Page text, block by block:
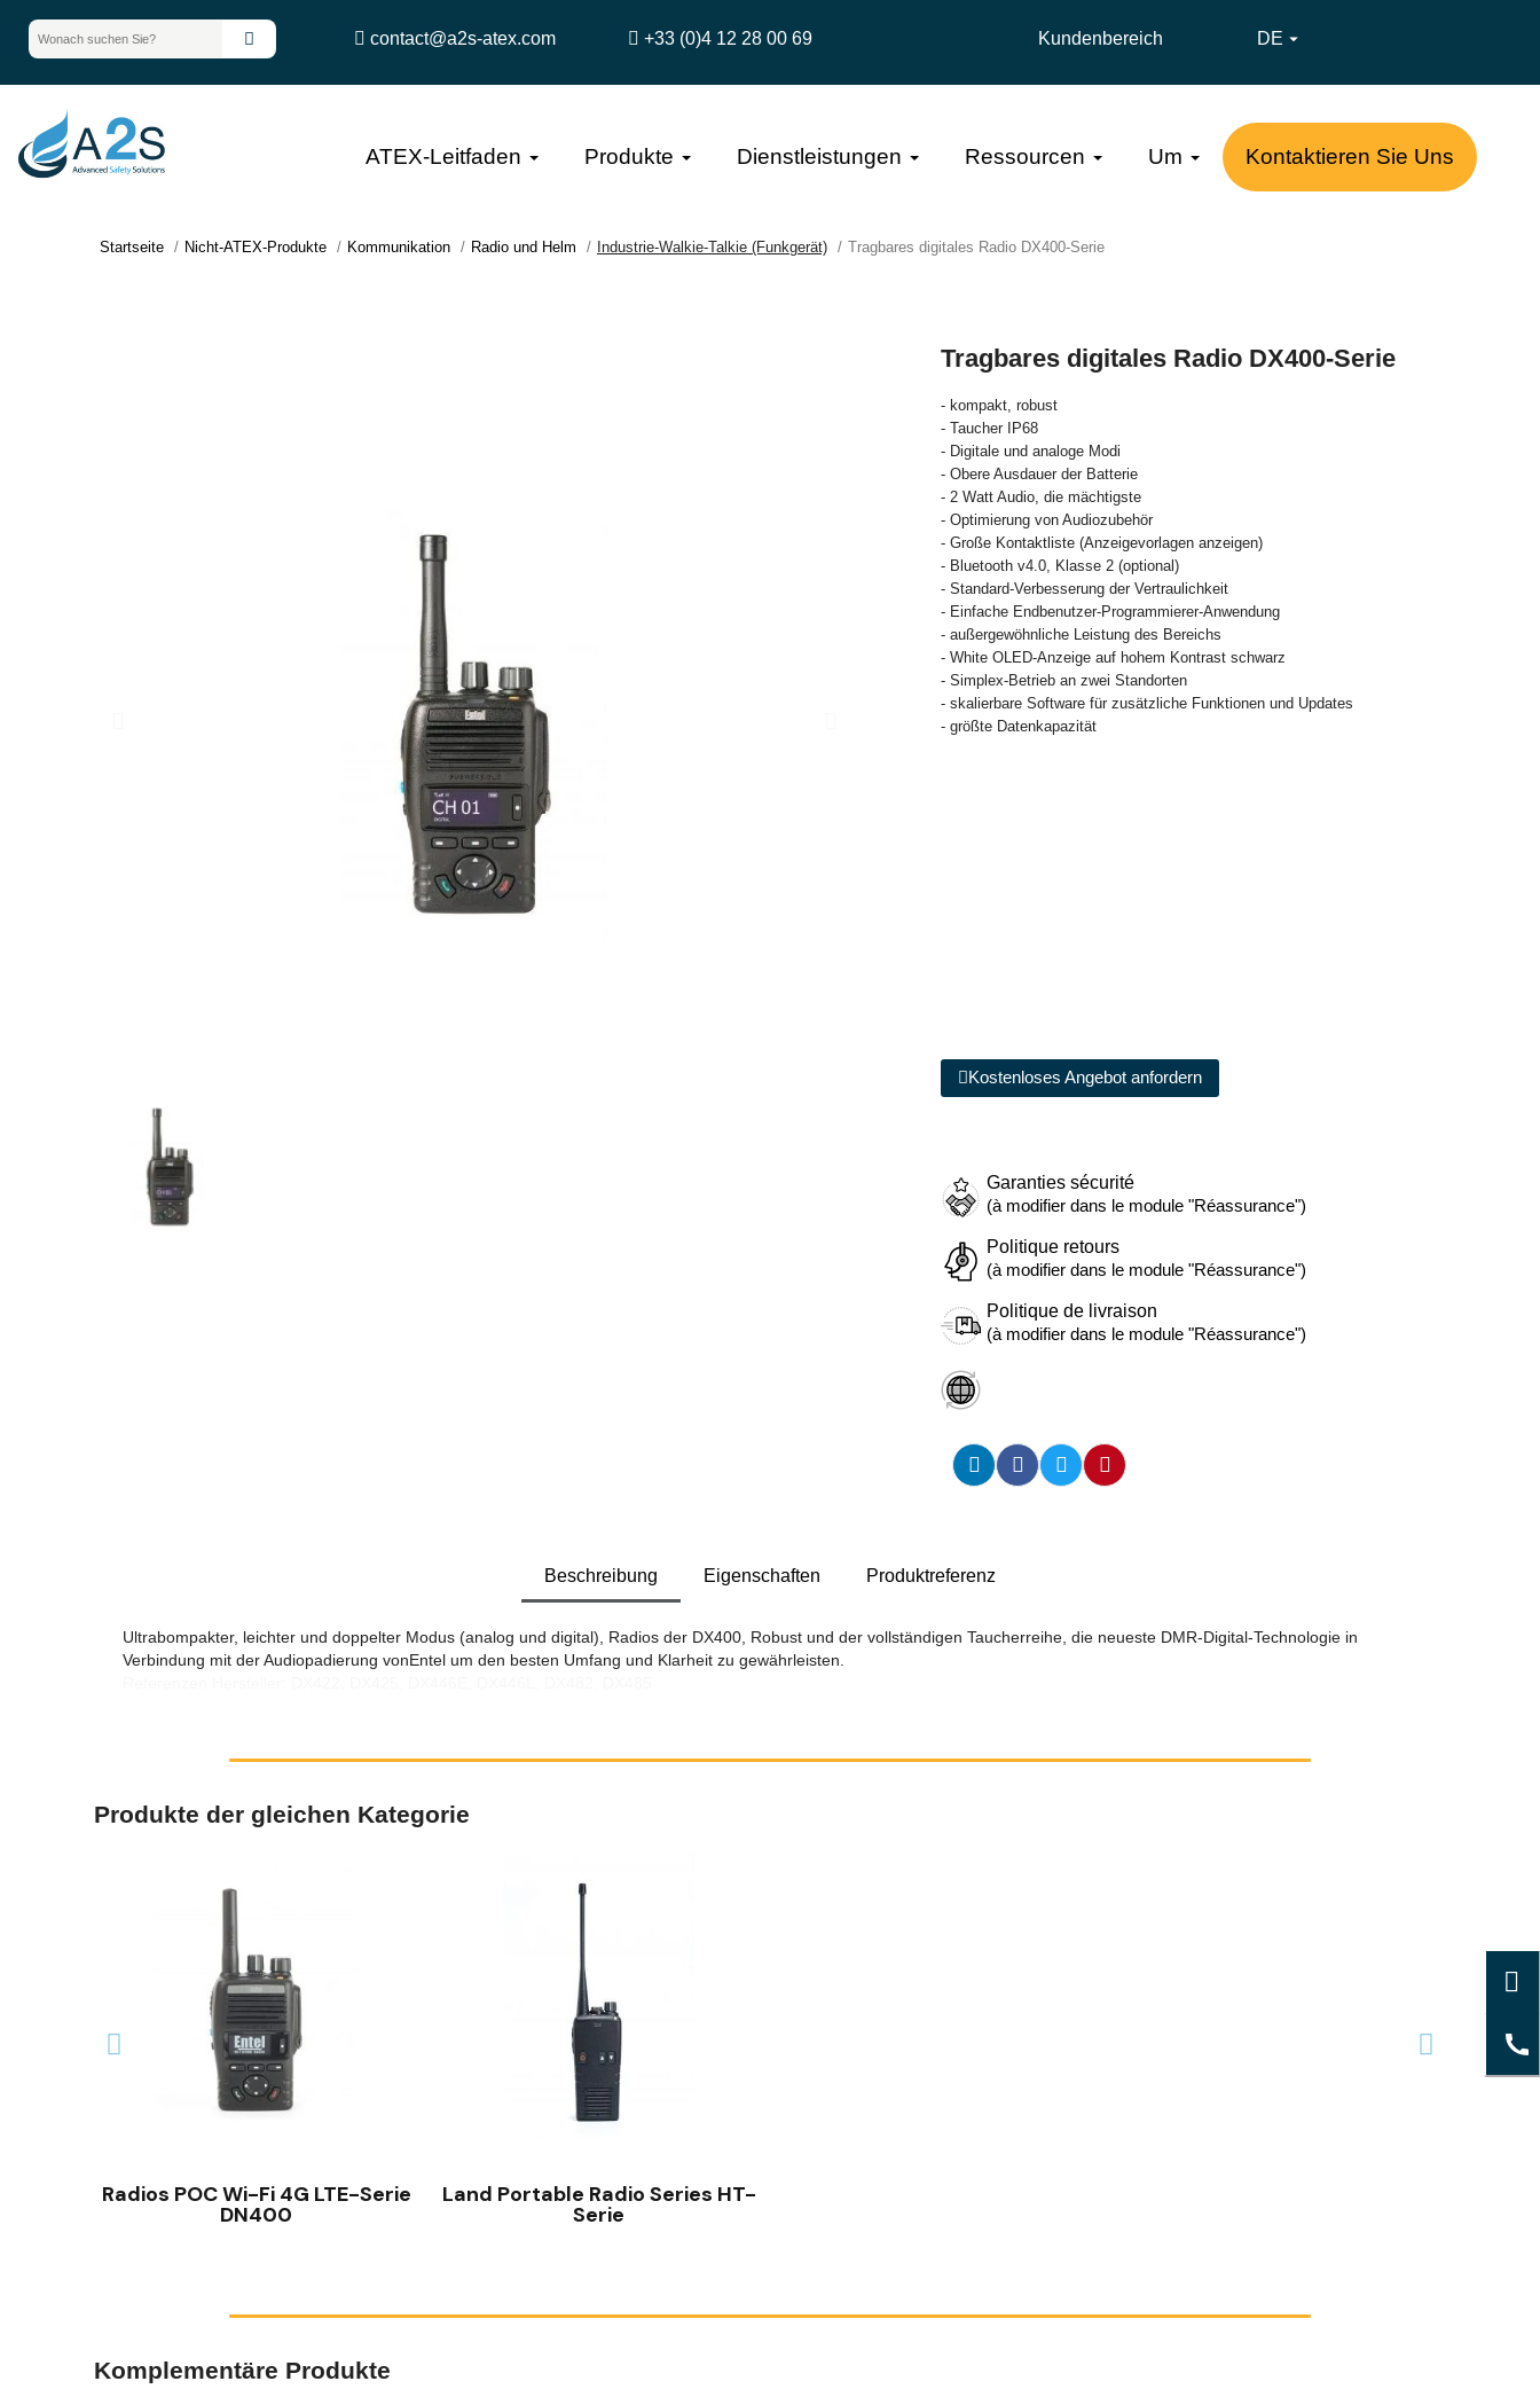
contact@a2s-atex.com +33 (0)4 12 28 00 69 Kundenbereich DE 
ATEX-Leitfaden Produkte Dienstleistungen Ressourcen Um Kontaktieren Sie Uns
Startseite Nicht-ATEX-Produkte Kommunikation Radio und Helm Industrie-Walkie-Talkie (Funkgerät) Tragbares digitales Radio DX400-Serie
Tragbares digitales Radio DX400-Serie
- kompakt, robust
- Taucher IP68
- Digitale und analoge Modi
- Obere Ausdauer der Batterie
- 2 Watt Audio, die mächtigste
- Optimierung von Audiozubehör
- Große Kontaktliste (Anzeigevorlagen anzeigen)
- Bluetooth v4.0, Klasse 2 (optional)
- Standard-Verbesserung der Vertraulichkeit
- Einfache Endbenutzer-Programmierer-Anwendung
- außergewöhnliche Leistung des Bereichs
- White OLED-Anzeige auf hohem Kontrast schwarz
- Simplex-Betrieb an zwei Standorten
- skalierbare Software für zusätzliche Funktionen und Updates
- größte Datenkapazität
Kostenloses Angebot anfordern
Garanties sécurité
(à modifier dans le module "Réassurance")
Politique retours
(à modifier dans le module "Réassurance")
Politique de livraison
(à modifier dans le module "Réassurance")
Beschreibung Eigenschaften Produktreferenz
Ultrabompakter, leichter und doppelter Modus (analog und digital), Radios der DX400, Robust und der vollständigen Taucherreihe, die neueste DMR-Digital-Technologie in
Verbindung mit der Audiopadierung vonEntel um den besten Umfang und Klarheit zu gewährleisten.
Produkte der gleichen Kategorie
Radios POC Wi-Fi 4G LTE-Serie
DN400
SCHNELLANSICHT
Land Portable Radio Series HT-
Serie
Komplementäre Produkte